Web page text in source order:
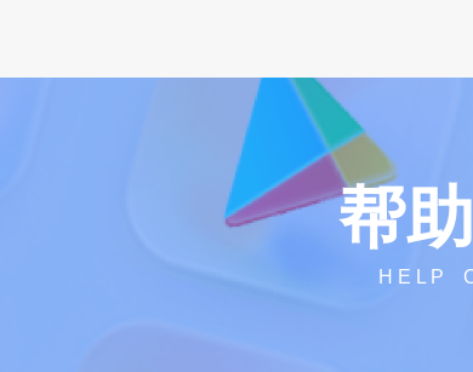
帮
H E L P